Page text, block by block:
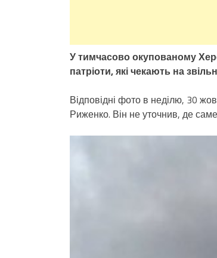
У тимчасово окупованому
патріоти, які чекають на
Відповідні фото в неділю, 30
Риженко. Він не уточнив, де